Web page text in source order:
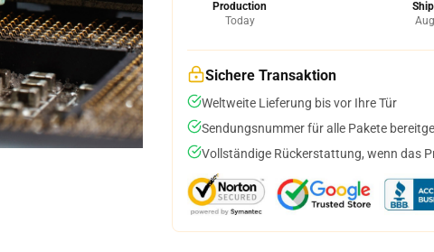
Production
Today
Sichere Transaktion
Weltweite Lieferung bis vor Ihre Tür
Sendungsnummer für alle Pakete
Vollständige Rückerstattung, wenn das